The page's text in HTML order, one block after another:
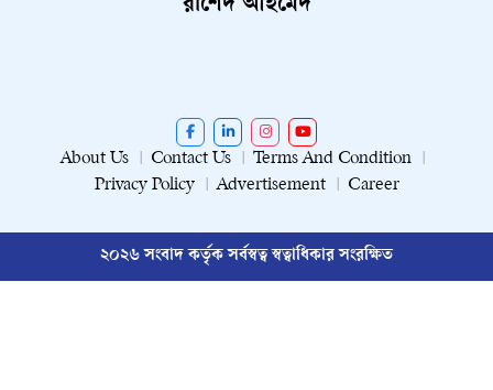
রাশেদ আহমেদ
About Us Contact Us
Terms And Condition
Privacy Policy
Advertisement Career
২০২৬ সংবাদ কর্তৃক সর্বস্বত্ব স্বত্বাধিকার সংরক্ষিত